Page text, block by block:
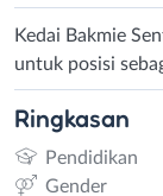
Kedai Bakmie
untuk posisi
Ringkasan
Pendidikan
Gender